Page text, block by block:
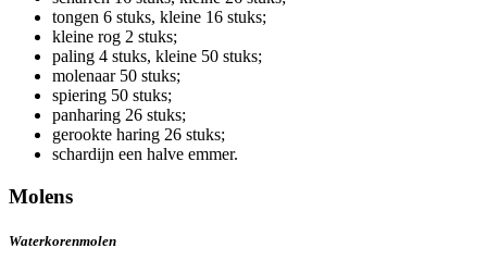
tongen 6 stuks, kleine 16 stuks;
kleine rog 2 stuks;
paling 4 stuks, kleine 50 stuks;
molenaar 50 stuks;
spiering 50 stuks;
panharing 26 stuks;
gerookte haring 26 stuks;
schardijn een halve emmer.
Molens
Waterkorenmolen